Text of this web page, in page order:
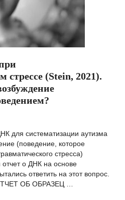
стрессе (Stein, 2021).
для систематизации аутизма
(поведение, которое
стресса)
о ДНК на основе
ответить на этот вопрос.
ОБ ОБРАЗЕЦ …